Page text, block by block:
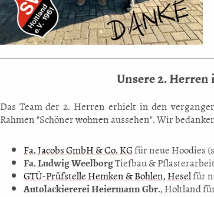
Unsere 2. Herren
Das Team der 2. Herren erhielt in den
Rahmen "Schönerwohnenaussehen". Wir
Fa. Jacobs GmbH & Co. KGfür neue Hoodies
Fa. Ludwig WeelborgTiefbau &
GTÜ-Prüfstelle Hemken & Bohlen, Heselfür
Autolackiererei Heiermann Gbr., Holtland